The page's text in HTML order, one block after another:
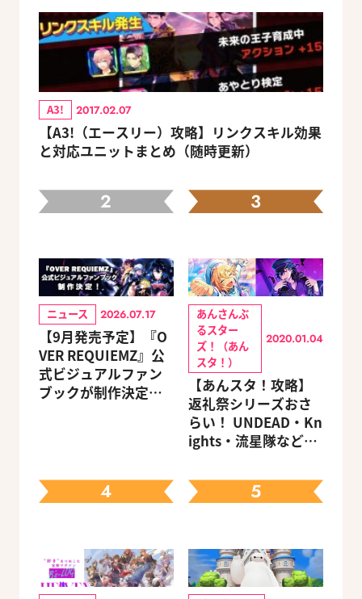
A3! 2017.02.07
【A3!（エースリー）攻略】リンクスキル効果
と対応ユニットまとめ（随時更新）
2
ニュース 2026.07.17
【9月発売予定】『O
VER REQUIEMZ』公
式ビジュアルファン
ブックが制作決定！
3
あんさんぶ
るスター
ズ！（あん
スタ！）
2020.01.04
【あんスタ！攻略】
返礼祭シリーズおさ
らい！ UNDEAD・Kn
ights・流星隊など、
ェック
4 5